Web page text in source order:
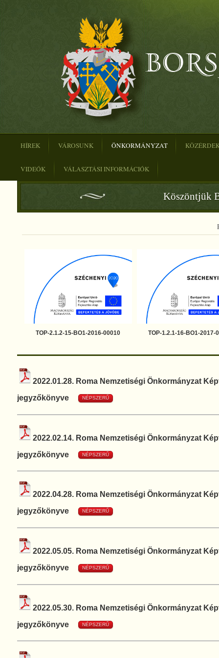
HÍREK VÁROSUNK ÖNKORMÁNYZAT
VIDEÓK VÁLASZTÁSI INFORMÁCIÓK
Köszöntjük
TOP-2.1.2-15-BO1-2016-00010 TOP-1.2.1-16-BO1-2017-
2022.01.28. Roma Nemzetiségi Önkormányzat
jegyzőkönyve
NÉPSZERŰ
2022.02.14. Roma Nemzetiségi Önkormányzat
jegyzőkönyve
NÉPSZERŰ
2022.04.28. Roma Nemzetiségi Önkormányzat
jegyzőkönyve
NÉPSZERŰ
2022.05.05. Roma Nemzetiségi Önkormányzat
jegyzőkönyve
NÉPSZERŰ
2022.05.30. Roma Nemzetiségi Önkormányzat
jegyzőkönyve
NÉPSZERŰ